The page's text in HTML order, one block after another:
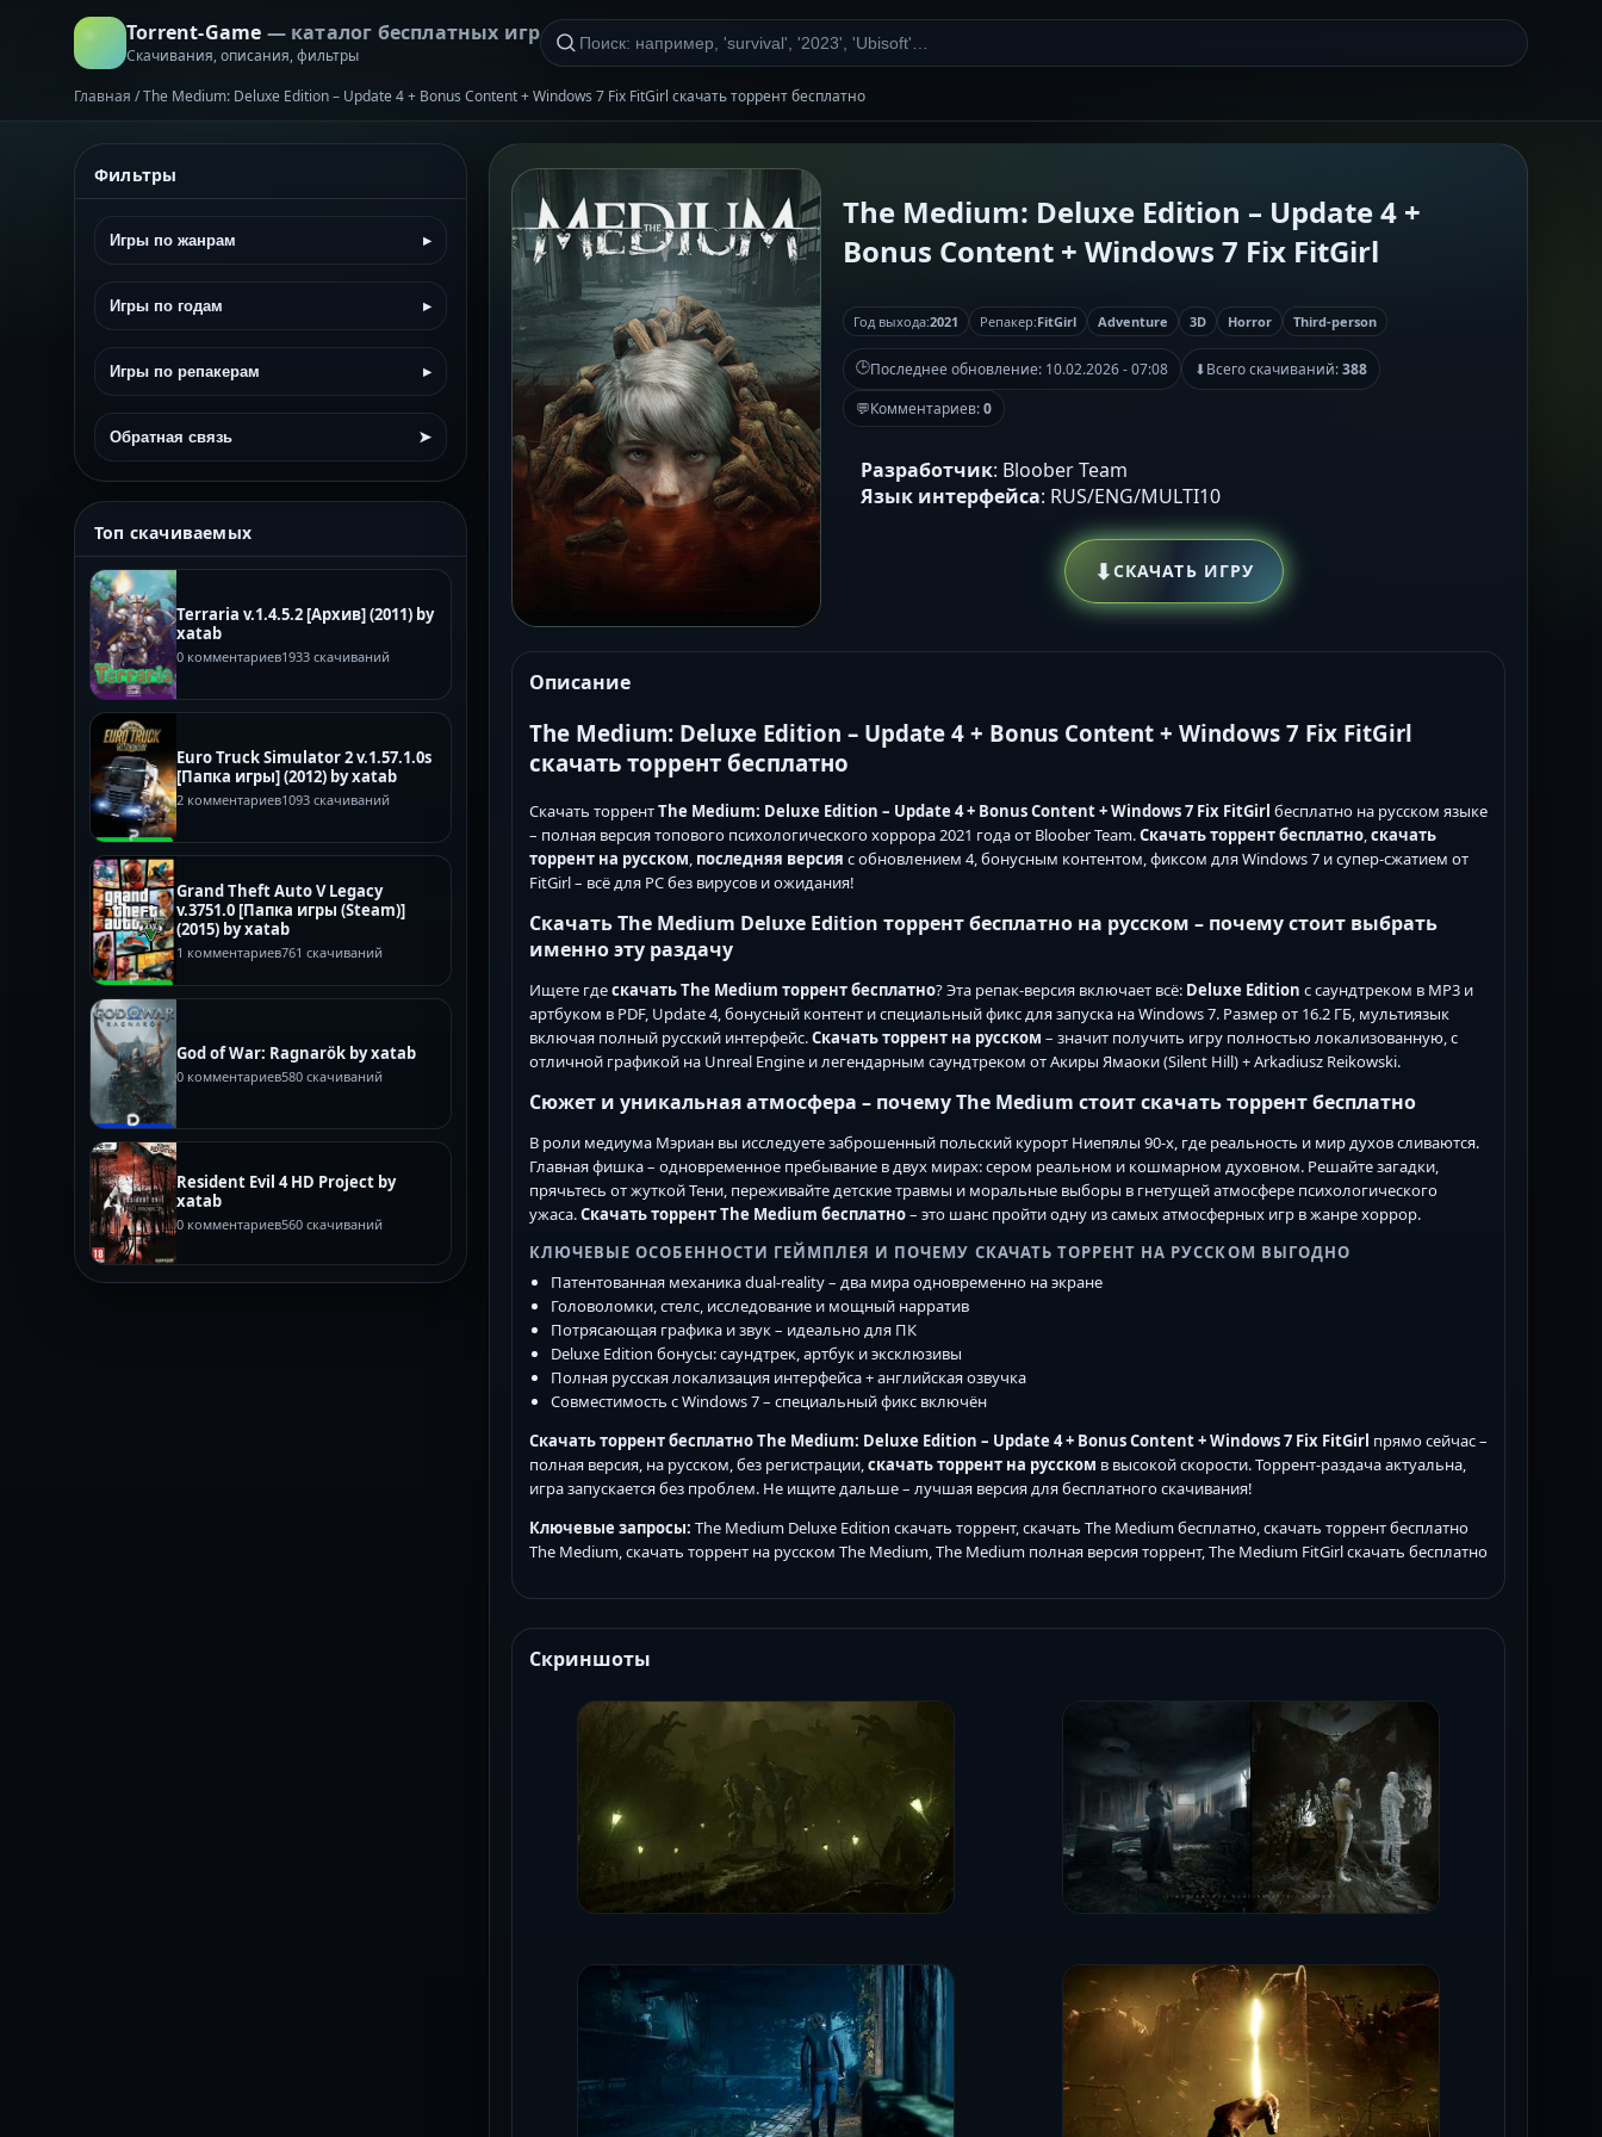
Torrent-Game — каталог бесплатных игр
Скачивания, описания, фильтры
Главная /The Medium: Deluxe Edition – Update 4 + Bonus Content + Windows 7 Fix FitGirl скачать торрент бесплатно
Фильтры
Игры по жанрам ▸
Игры по годам ▸
Игры по репакерам ▸
Обратная связь ➤
Топ скачиваемых
Terraria v.1.4.5.2 [Архив] (2011) by
xatab
0 комментариев1933 скачиваний
Euro Truck Simulator 2 v.1.57.1.0s
[Папка игры] (2012) by xatab
2 комментариев1093 скачиваний
Grand Theft Auto V Legacy
v.3751.0 [Папка игры (Steam)]
(2015) by xatab
1 комментариев761 скачиваний
God of War: Ragnarök by xatab
0 комментариев580 скачиваний
Resident Evil 4 HD Project by
xatab
0 комментариев560 скачиваний
The Medium: Deluxe Edition – Update 4 +
Bonus Content + Windows 7 Fix FitGirl
Год выхода:2021 Репакер:FitGirl Adventure 3D Horror Third-person
🕒Последнее обновление: 10.02.2026 - 07:08 ⬇Всего скачиваний:388
💬Комментариев:0
Разработчик: Bloober Team
Язык интерфейса: RUS/ENG/MULTI10
⬇СКАЧАТЬ ИГРУ
Описание
The Medium: Deluxe Edition – Update 4 + Bonus Content + Windows 7 Fix FitGirl
скачать торрент бесплатно
Скачать торрентThe Medium: Deluxe Edition – Update 4 + Bonus Content + Windows 7 Fix FitGirl бесплатно на русском языке
– полная версия топового психологического хоррора 2021 года от Bloober Team.Скачать торрент бесплатно,скачать
торрент на русском, последняя версия с обновлением 4, бонусным контентом, фиксом для Windows 7 и супер-сжатием от
FitGirl – всё для PC без вирусов и ожидания!
Скачать The Medium Deluxe Edition торрент бесплатно на русском – почему стоит выбрать
именно эту раздачу
Ищете гдескачать The Medium торрент бесплатно? Эта репак-версия включает всё: Deluxe Edition с саундтреком в MP3 и
артбуком в PDF, Update 4, бонусный контент и специальный фикс для запуска на Windows 7. Размер от 16.2 ГБ, мультиязык
включая полный русский интерфейс.Скачать торрент на русском – значит получить игру полностью локализованную, с
отличной графикой на Unreal Engine и легендарным саундтреком от Акиры Ямаоки (Silent Hill) + Arkadiusz Reikowski.
Сюжет и уникальная атмосфера – почему The Medium стоит скачать торрент бесплатно
В роли медиума Мэриан вы исследуете заброшенный польский курорт Ниепялы 90-х, где реальность и мир духов сливаются.
Главная фишка – одновременное пребывание в двух мирах: сером реальном и кошмарном духовном. Решайте загадки,
прячьтесь от жуткой Тени, переживайте детские травмы и моральные выборы в гнетущей атмосфере психологического
ужаса.Скачать торрент The Medium бесплатно– это шанс пройти одну из самых атмосферных игр в жанре хоррор.
КЛЮЧЕВЫЕ ОСОБЕННОСТИ ГЕЙМПЛЕЯ И ПОЧЕМУ СКАЧАТЬ ТОРРЕНТ НА РУССКОМ ВЫГОДНО
Патентованная механика dual-reality – два мира одновременно на экране
Головоломки, стелс, исследование и мощный нарратив
Потрясающая графика и звук – идеально для ПК
Deluxe Edition бонусы: саундтрек, артбук и эксклюзивы
Полная русская локализация интерфейса + английская озвучка
Совместимость с Windows 7 – специальный фикс включён
Скачать торрент бесплатно The Medium: Deluxe Edition – Update 4 + Bonus Content + Windows 7 Fix FitGirl прямо сейчас –
полная версия, на русском, без регистрации,скачать торрент на русском в высокой скорости. Торрент-раздача актуальна,
игра запускается без проблем. Не ищите дальше – лучшая версия для бесплатного скачивания!
Ключевые запросы: The Medium Deluxe Edition скачать торрент, скачать The Medium бесплатно, скачать торрент бесплатно
The Medium, скачать торрент на русском The Medium, The Medium полная версия торрент, The Medium FitGirl скачать бесплатно
Скриншоты